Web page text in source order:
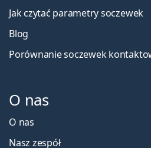
Jak czytać parametry soczewek
Blog
Porównanie soczewek
O nas
O nas
Nasz zespół